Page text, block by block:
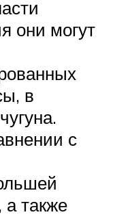
они могут
в
с
также